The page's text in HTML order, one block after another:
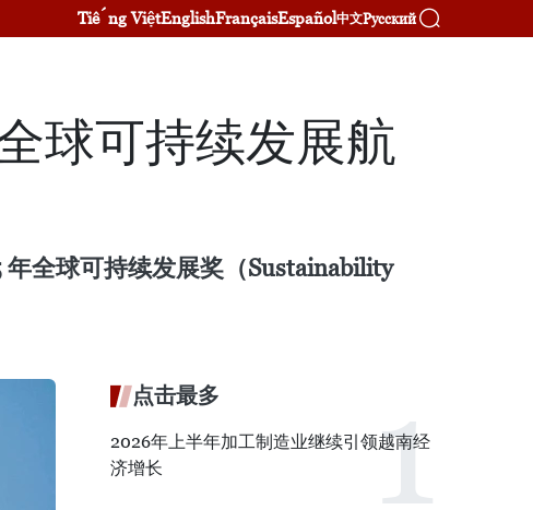
Tiếng ViệtEnglishFrançaisEspañol中文Русский
球可持续发展航
全球可持续发展奖（Sustainability
点击最多
2026年上半年加工制造业继续引领越南经
济增长